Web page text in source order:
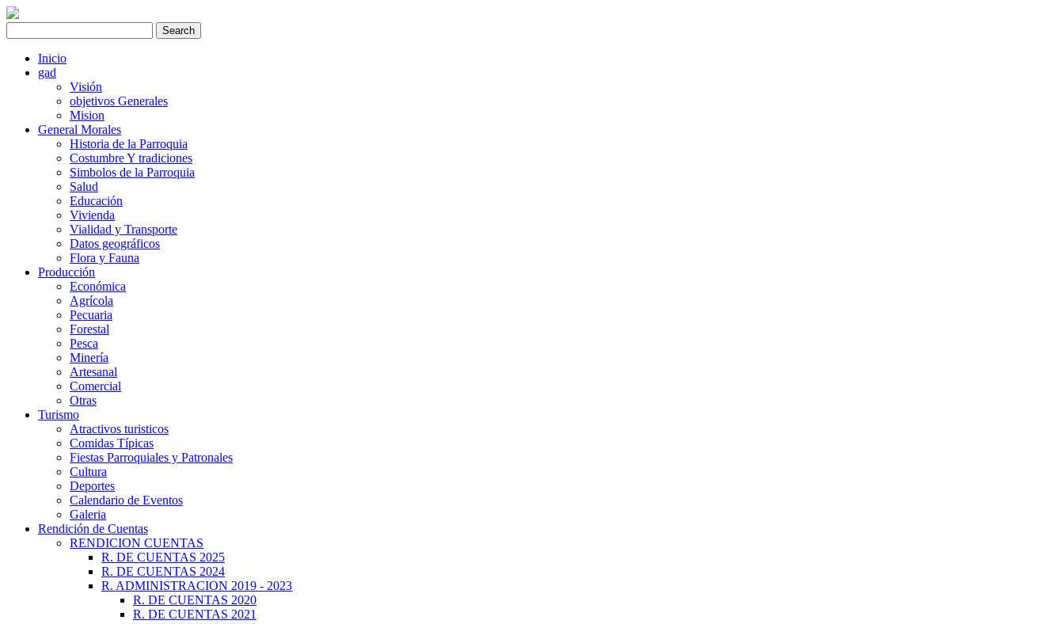
Inicio
gad
Visión
objetivos Generales
Mision
General Morales
Historia de la Parroquia
Costumbre Y tradiciones
Simbolos de la Parroquia
Salud
Educación
Vivienda
Vialidad y Transporte
Datos geográficos
Flora y Fauna
Producción
Económica
Agrícola
Pecuaria
Forestal
Pesca
Minería
Artesanal
Comercial
Otras
Turismo
Atractivos turisticos
Comidas Típicas
Fiestas Parroquiales y Patronales
Cultura
Deportes
Calendario de Eventos
Galeria
Rendición de Cuentas
RENDICION CUENTAS
R. DE CUENTAS 2025
R. DE CUENTAS 2024
R. ADMINISTRACION 2019 - 2023
R. DE CUENTAS 2020
R. DE CUENTAS 2021